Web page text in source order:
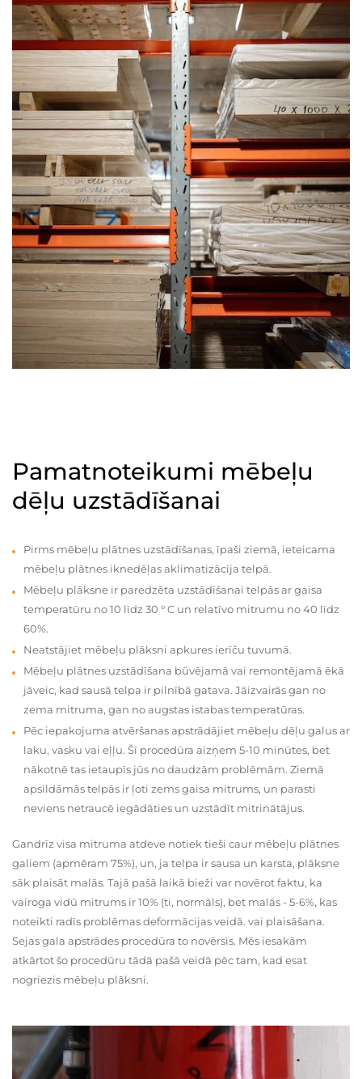
Pamatnoteikumi mēbeļu
dēļu uzstādīšanai
Pirms mēbeļu plātnes uzstādīšanas, īpaši ziemā, ieteicama
mēbeļu plātnes iknedēļas aklimatizācija telpā.
Mēbeļu plāksne ir paredzēta uzstādīšanai telpās ar gaisa
temperatūru no 10 līdz 30 ° C un relatīvo mitrumu no 40 līdz
60%.
Neatstājiet mēbeļu plāksni apkures ierīču tuvumā.
Mēbeļu plātnes uzstādīšana būvējamā vai remontējamā ēkā
jāveic, kad sausā telpa ir pilnībā gatava. Jāizvairās gan no
zema mitruma, gan no augstas istabas temperatūras.
Pēc iepakojuma atvēršanas apstrādājiet mēbeļu dēļu galus ar
laku, vasku vai eļļu. Šī procedūra aizņem 5-10 minūtes, bet
nākotnē tas ietaupīs jūs no daudzām problēmām. Ziemā
apsildāmās telpās ir ļoti zems gaisa mitrums, un parasti
neviens netraucē iegādāties un uzstādīt mitrinātājus.
Gandrīz visa mitruma atdeve notiek tieši caur mēbeļu plātnes
galiem (apmēram 75%), un, ja telpa ir sausa un karsta, plāksne
sāk plaisāt malās. Tajā pašā laikā bieži var novērot faktu, ka
vairoga vidū mitrums ir 10% (ti, normāls), bet malās - 5-6%, kas
noteikti radīs problēmas deformācijas veidā. vai plaisāšana.
Sejas gala apstrādes procedūra to novērsīs. Mēs iesakām
atkārtot šo procedūru tādā pašā veidā pēc tam, kad esat
nogriezis mēbeļu plāksni.